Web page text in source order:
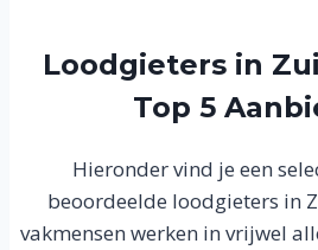
Loodgieters in
Top 5
Hieronder vind je een
beoordeelde loodgieters in
vakmensen werken in vrijwel